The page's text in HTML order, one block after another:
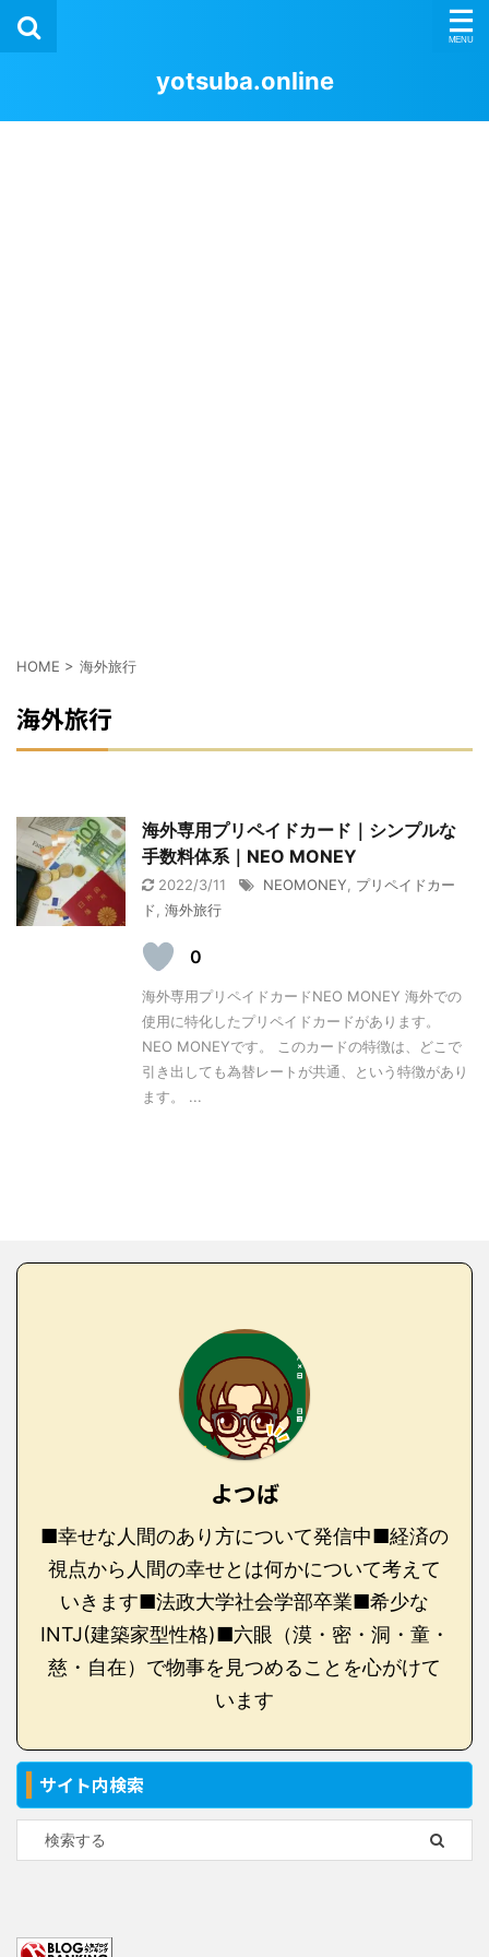
yotsuba.online
HOME > 海外旅行
海外旅行
海外専用プリペイドカード｜シンプルな
手数料体系｜NEO MONEY
2022/3/11 NEOMONEY
プリペイドカー
ド 海外旅行
0
海外専用プリペイドカードNEO MONEY 海外での
使用に特化したプリペイドカードがあります。
NEO MONEYです。 このカードの特徴は、どこで
引き出しても為替レートが共通、という特徴があり
ます。 ...
よつば
■幸せな人間のあり方について発信中■経済の
視点から人間の幸せとは何かについて考えて
いきます■法政大学社会学部卒業■希少な
INTJ(建築家型性格)■六眼（漠・密・洞・童・
慈・自在）で物事を見つめることを心がけて
います
サイト内検索